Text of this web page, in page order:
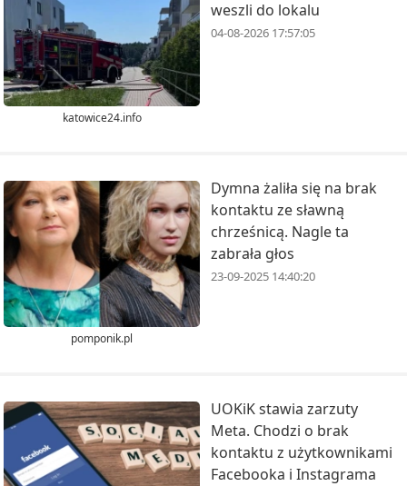
katowice24.info
weszli do lokalu
04-08-2026 17:57:05
pomponik.pl
Dymna żaliła się na brak
kontaktu ze sławną
chrześnicą. Nagle ta
zabrała głos
23-09-2025 14:40:20
UOKiK stawia zarzuty
Meta. Chodzi o brak
kontaktu z użytkownikami
Facebooka i Instagrama